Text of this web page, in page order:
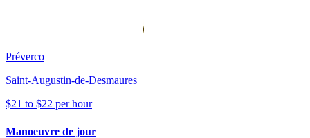
Préverco
Saint-Augustin-de-Desmaures
$21 to $22 per hour
Manoeuvre de jour